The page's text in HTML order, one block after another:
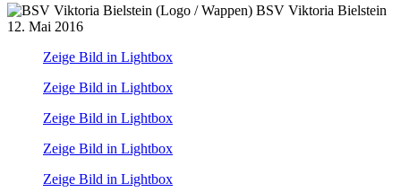
BSV Viktoria Bielstein
12. Mai 2016
Zeige Bild in Lightbox
Zeige Bild in Lightbox
Zeige Bild in Lightbox
Zeige Bild in Lightbox
Zeige Bild in Lightbox